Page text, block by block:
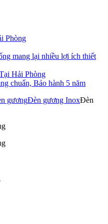
Phòng
mang lại nhiều lợi ích thiết
Hải Phòng
chuẩn, Bảo hành 5 năm
gươngĐèn gương InoxĐèn